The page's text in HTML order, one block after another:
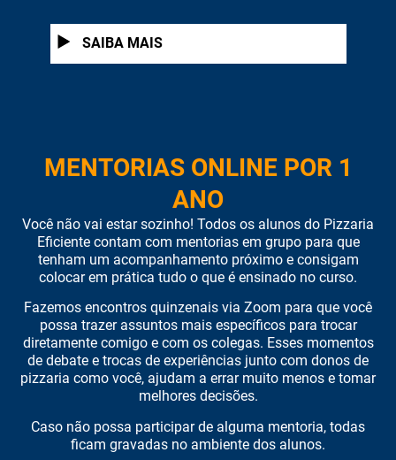
1
SAIBA MAIS
MENTORIAS ONLINE POR 1
ANO
Você não vai estar sozinho! Todos os alunos do Pizzaria
Eficiente contam com mentorias em grupo para que
tenham um acompanhamento próximo e consigam
colocar em prática tudo o que é ensinado no curso.
Fazemos encontros quinzenais via Zoom para que você
possa trazer assuntos mais específicos para trocar
diretamente comigo e com os colegas. Esses momentos
de debate e trocas de experiências junto com donos de
pizzaria como você, ajudam a errar muito menos e tomar
melhores decisões.
Caso não possa participar de alguma mentoria, todas
ficam gravadas no ambiente dos alunos.